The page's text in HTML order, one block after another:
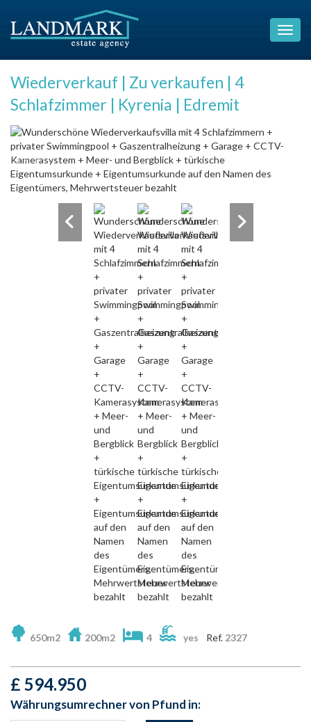
Wiederverkauf | Zu verkaufen | 4
Schlafzimmer | Kyrenia | Edremit
650m2 200m2 4 yes Ref. 2327
£ 594.950
Währungsumrechner von Pfund in: